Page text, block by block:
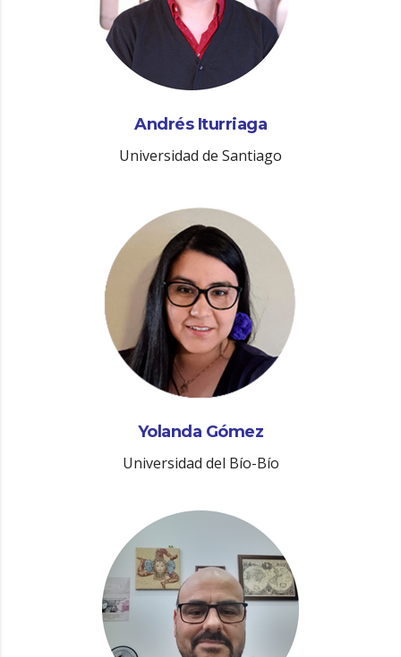
Andrés Iturriaga
Universidad de Santiago
Yolanda Gómez
Universidad del Bío-Bío